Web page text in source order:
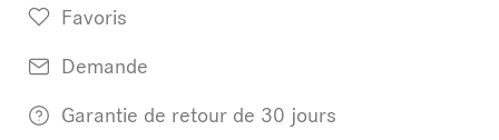
Favoris
Demande
Garantie de retour de 30 jours